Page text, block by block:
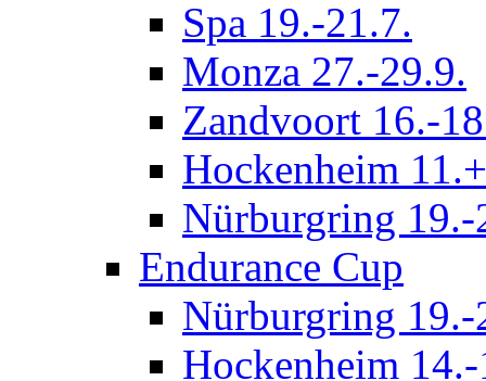
Spa 19.-21.7.
Monza 27.-29.9.
Zandvoort 16.-
Hockenheim
Nürburgring 19.-
Endurance Cup
Nürburgring 19.-
Hockenheim